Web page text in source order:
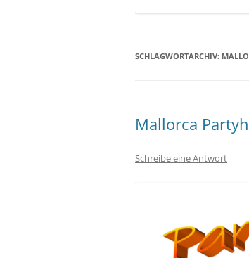
SCHLAGWORTARCHIV:
Mallorca
Schreibe eine Antwort